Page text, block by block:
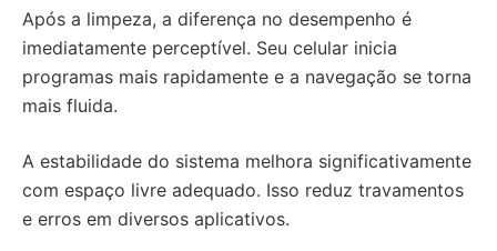
Após a limpeza, a diferença no desempenho é
imediatamente perceptível. Seu celular inicia
programas mais rapidamente e a navegação se torna
mais fluida.
A estabilidade do sistema melhora significativamente
com espaço livre adequado. Isso reduz travamentos
e erros em diversos aplicativos.